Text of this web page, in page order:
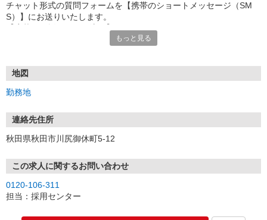
チャット形式の質問フォームを【携帯のショートメッセージ（SM
S）】にお送りいたします。
1.応募…Webもしくはお電話より応募ください。
※実技試験はドライバーの職種のみとなります。
もっと見る
地図
勤務地
連絡先住所
秋田県秋田市川尻御休町5-12
この求人に関するお問い合わせ
0120-106-311
担当：採用センター